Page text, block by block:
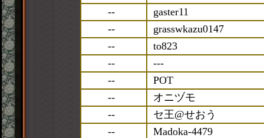
--
gaster11
--
grasswkazu0147
--
to823
--
---
--
POT
--
オニヅモ
--
セ王@せおう
--
Madoka-4479